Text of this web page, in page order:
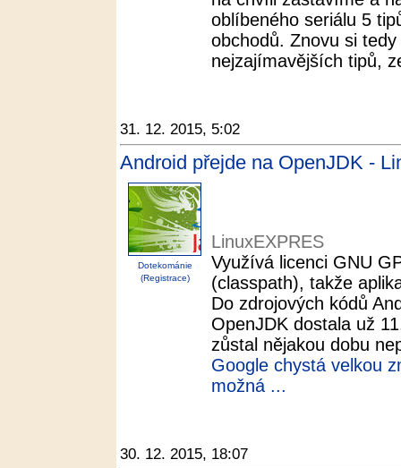
oblíbeného seriálu 5
obchodů. Znovu si
nejzajímavějších tipů,
31. 12. 2015, 5:02
Android přejde na OpenJDK -
Dotekománie
(Registrace)
LinuxEXPRES
Využívá licenci GNU
(classpath), takže
Do zdrojových kódů
OpenJDK dostala už
zůstal nějakou dobu
Google chystá velkou
možná ...
30. 12. 2015, 18:07